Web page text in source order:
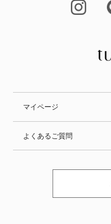
マイページ
よくあるご質問